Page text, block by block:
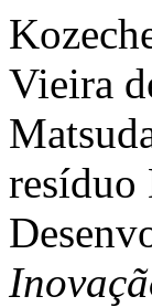
Vieira
resíduo